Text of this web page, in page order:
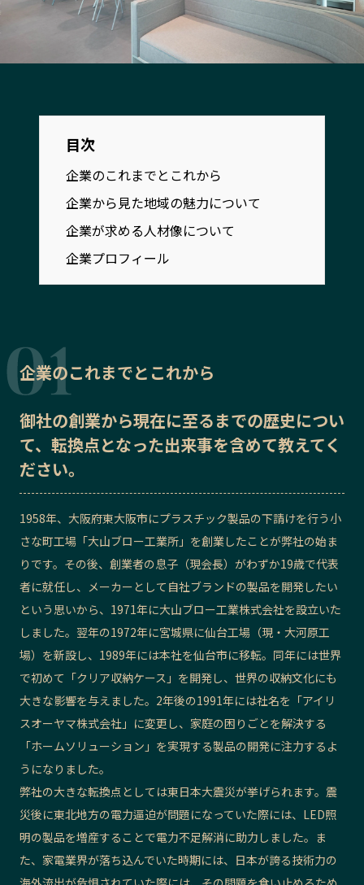
高知エリア
福岡エリア
熊本エリア
大分エリア
沖縄エリア
カテゴリから探す
MILCプロジェクト
地域豆知識
Sporkle
「人」から探す
記事ライター
お問い合わせ 会社概要
目次
企業のこれまでとこれから
企業から見た地域の魅力について
企業が求める人材像について
企業プロフィール
企業のこれまでとこれから
御社の創業から現在に至るまでの歴史につい
て、転換点となった出来事を含めて教えてく
ださい。
1958年、大阪府東大阪市にプラスチック製品の下請けを行う小
さな町工場「大山ブロー工業所」を創業したことが弊社の始ま
りです。その後、創業者の息子（現会長）がわずか19歳で代表
者に就任し、メーカーとして自社ブランドの製品を開発したい
という思いから、 1971年に大山ブロー工業株式会社を設立いた
しました。 翌年の1972年に宮城県に仙台工場（現・大河原工
場）を新設し、1989年には本社を仙台市に移転。同年には世界
で初めて「クリア収納ケース」を開発し、世界の収納文化にも
大きな影響を与えました。2年後の1991年には社名を「アイリ
スオーヤマ株式会社」に変更し、家庭の困りごとを解決する
「ホームソリューション」を実現する製品の開発に注力するよ
うになりました。
弊社の大きな転換点としては東日本大震災が挙げられます。震
災後に東北地方の電力逼迫が問題になっていた際には、LED照
明の製品を増産することで電力不足解消に助力しました。ま
た、 家電業界が落ち込んでいた時期には、日本が誇る技術力の